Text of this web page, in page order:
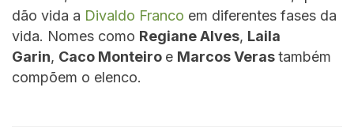
dão vida a Divaldo Franco em diferentes fases da
vida. Nomes como Regiane Alves, Laila
Garin, Caco Monteiro e Marcos Verastambém
compõem o elenco.